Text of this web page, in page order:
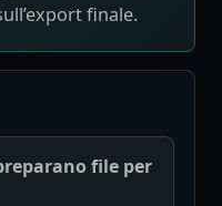
finale.
file per